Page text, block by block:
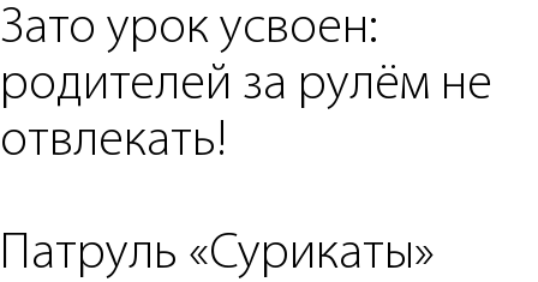
Зато урок усвоен:
родителей за рулём не
отвлекать!
Патруль «Сурикаты»